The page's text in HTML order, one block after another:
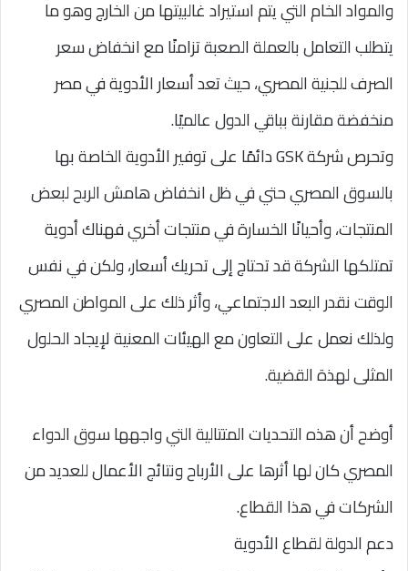
والمواد الخام التي يتم استيراد غالبيتها من الخارج وهو ما
يتطلب التعامل بالعملة الصعبة تزامنًا مع انخفاض سعر
الصرف للجنية المصري، حيث تعد أسعار الأدوية في مصر
منخفضة مقارنة بباقي الدول عالميًا.
وتحرص شركة GSK دائمًا على توفير الأدوية الخاصة بها
بالسوق المصري حتي في ظل انخفاض هامش الربح لبعض
المنتجات، وأحيانًا الخسارة في منتجات أخري فهناك أدوية
تمتلكها الشركة قد تحتاج إلى تحريك أسعار، ولكن في نفس
الوقت نقدر البعد الاجتماعي، وأثر ذلك على المواطن المصري
ولذلك نعمل على التعاون مع الهيئات المعنية لإيجاد الحلول
المثلى لهذة القضية.
أوضح أن هذه التحديات المتتالية التي واجهها سوق الدواء
المصري كان لها أثرها على الأرباح ونتائج الأعمال للعديد من
الشركات في هذا القطاع.
دعم الدولة لقطاع الأدوية